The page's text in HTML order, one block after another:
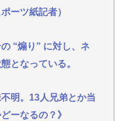
ーツ紙記者）
“煽り” に対し、ネ
となっている。
明。13人兄弟とか当
ーなるの？》